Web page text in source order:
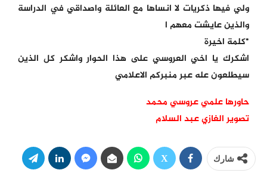
ولي فيها ذكريات لا انساها مع العائلة واصداقي في الدراسة
والذين عايشت معهم ا
*كلمة اخيرة
اشكرك يا اخي العروسي على هذا الحوار واشكر كل الذين
سيطلعون عله عبر منبركم الاعلامي
حاورها علمي عروسي محمد
تصوير الغازي عبد السلام
شارك